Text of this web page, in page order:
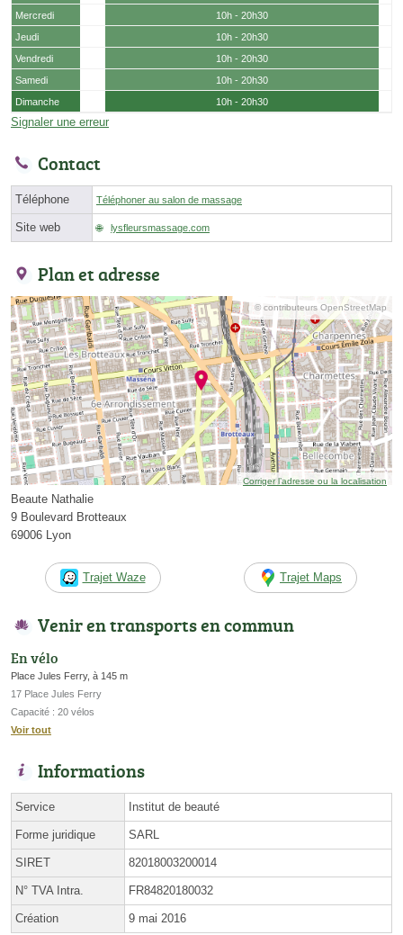
Mercredi
10h - 20h30
Jeudi
10h - 20h30
Vendredi
10h - 20h30
Samedi
10h - 20h30
Dimanche
10h - 20h30
Signaler une erreur
Contact
Téléphone Téléphoner au salon de massage
Site web lysfleursmassage.com
Plan et adresse
© contributeurs OpenStreetMap
Corriger l’adresse ou la localisation
Beaute Nathalie
9 Boulevard Brotteaux
69006 Lyon
Trajet Waze Trajet Maps
Venir en transports en commun
En vélo
Place Jules Ferry, à 145 m
17 Place Jules Ferry
Capacité : 20 vélos
Voir tout
Informations
Service Institut de beauté
Forme juridique SARL
SIRET 82018003200014
N° TVA Intra. FR84820180032
Création 9 mai 2016